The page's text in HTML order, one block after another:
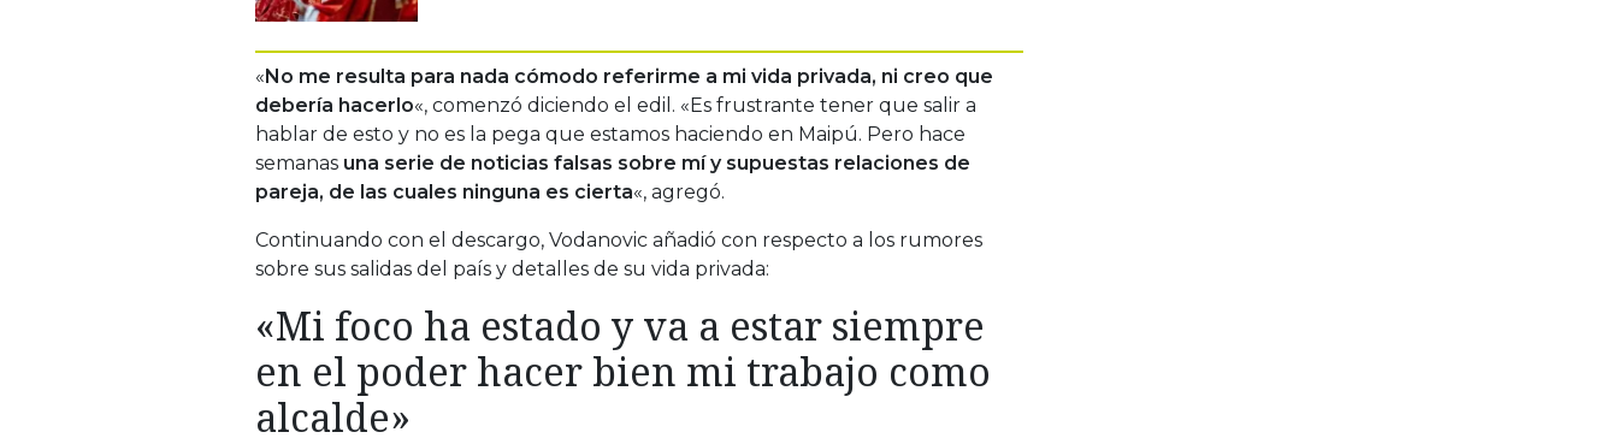
«No me resulta para nada cómodo referirme a mi vida privada, ni creo que
debería hacerlo«, comenzó diciendo el edil. «Es frustrante tener que salir a
hablar de esto y no es la pega que estamos haciendo en Maipú. Pero hace
semanas una serie de noticias falsas sobre mí y supuestas relaciones de
pareja, de las cuales ninguna es cierta«, agregó.
Continuando con el descargo, Vodanovic añadió con respecto a los rumores
sobre sus salidas del país y detalles de su vida privada:
«Mi foco ha estado y va a estar siempre
en el poder hacer bien mi trabajo como
alcalde»